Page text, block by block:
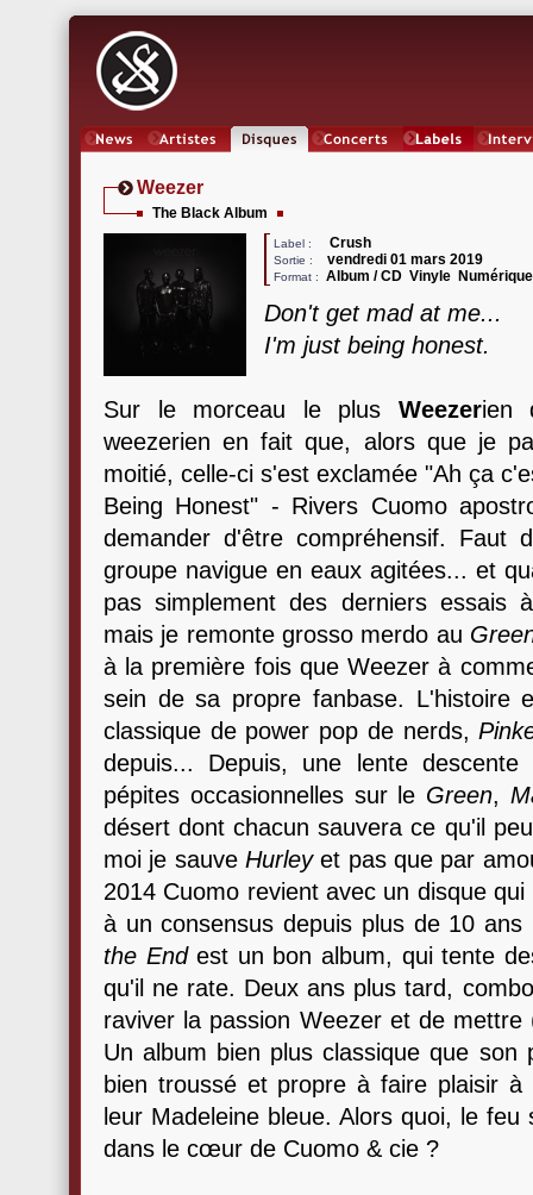
Weezer
The Black Album
Label : Crush
Sortie : vendredi 01 mars 2019
Format : Album / CD Vinyle
Don't get mad at me...
I'm just being honest.
Sur le morceau le plus Weezerien
weezerien en fait que, alors que je
moitié, celle-ci s'est exclamée "Ah ça
Being Honest" - Rivers Cuomo
demander d'être compréhensif.
groupe navigue en eaux agitées... et
pas simplement des derniers essais
mais je remonte grosso merdo au
à la première fois que Weezer à
sein de sa propre fanbase. L'histoire
classique de power pop de nerds,
depuis... Depuis, une lente
pépites occasionnelles sur le Green,
désert dont chacun sauvera ce qu'il
moi je sauve Hurleyet pas que par
2014 Cuomo revient avec un disque
à un consensus depuis plus de 10
the Endest un bon album, qui tente
qu'il ne rate. Deux ans plus tard,
raviver la passion Weezer et de
Un album bien plus classique que son
bien troussé et propre à faire plaisir à
leur Madeleine bleue. Alors quoi, le
dans le cœur de Cuomo & cie ?